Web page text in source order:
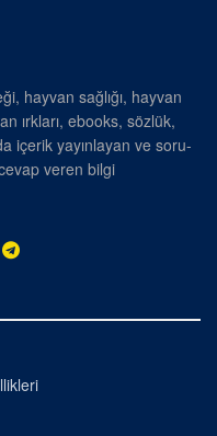
hayvan sağlığı, hayvan
ırkları, ebooks, sözlük,
içerik yayınlayan ve soru-
veren bilgi